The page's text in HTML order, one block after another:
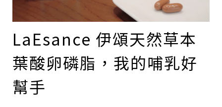
LaEsance 伊頌天然草本
葉酸卵磷脂，我的哺乳好
幫手